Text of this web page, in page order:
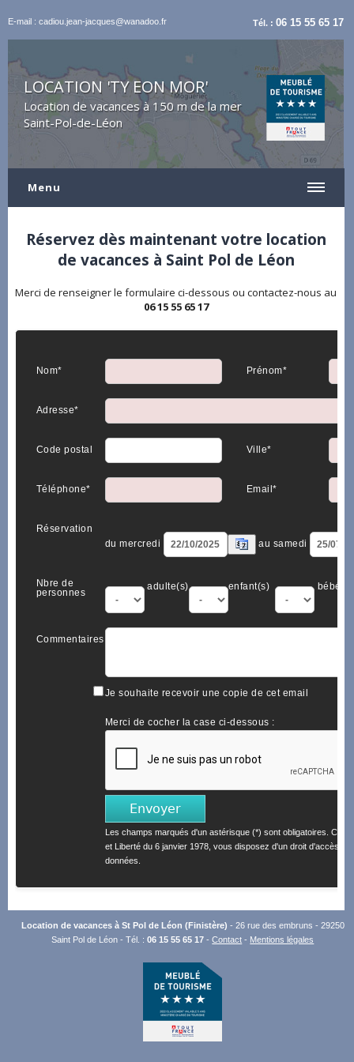
E-mail : cadiou.jean-jacques@wanadoo.fr Tél. :06 15 55 65 17
LOCATION 'TY EON MOR'
Location de vacances à 150 m de la mer
Saint-Pol-de-Léon
Menu
Réservez dès maintenant votre location
de vacances à Saint Pol de Léon
Merci de renseigner le formulaire ci-dessous ou contactez-nous au
06 15 55 65 17
Nom* Prénom*
Adresse*
Code postal Ville*
Téléphone* Email*
Réservation
du mercredi
au samedi
Nbre de
personnes
adulte(s) enfant(s) bébé(s)
Commentaires
Je souhaite recevoir une copie de cet email
Merci de cocher la case ci-dessous :
Les champs marqués d'un astérisque (*) sont obligatoires.
et Liberté du 6 janvier 1978, vous disposez d'un droit d'accès et
données.
Location de vacances à St Pol de Léon (Finistère) - 26 rue des embruns - 29250
Saint Pol de Léon - Tél. :06 15 55 65 17 -Contact - Mentions légales